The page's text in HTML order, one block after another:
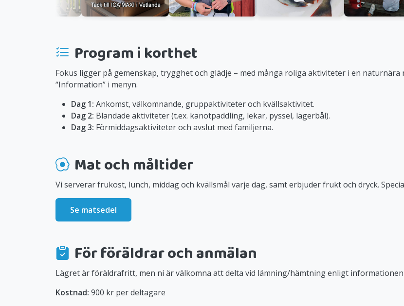
Program i korthet
Fokus ligger på gemenskap, trygghet och glädje – med många roliga aktiviteter i en
“Information” i menyn.
Dag 1: Ankomst, välkomnande, gruppaktiviteter och kvällsaktivitet.
Dag 2: Blandade aktiviteter (t.ex. kanotpaddling, lekar, pyssel, lägerbål).
Dag 3: Förmiddagsaktiviteter och avslut med familjerna.
Mat och måltider
Vi serverar frukost, lunch, middag och kvällsmål varje dag, samt erbjuder frukt och dryck.
Se matsedel
För föräldrar och anmälan
Lägret är föräldrafritt, men ni är välkomna att delta vid lämning/hämtning enligt
Kostnad: 900 kr per deltagare